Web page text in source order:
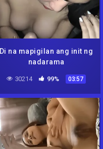
Di na mapigilan ang init ng
nadarama
30214 99% 03:57